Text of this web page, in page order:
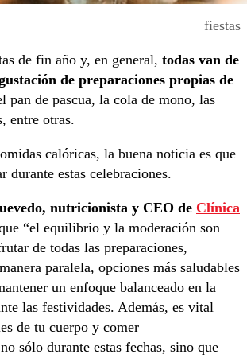
fiestas
de fin año y, en general, todas van de
de preparaciones propias de
pan de pascua, la cola de mono, las
entre otras.
calóricas, la buena noticia es que
durante estas celebraciones.
nutricionista y CEO de Clínica
“el equilibrio y la moderación son
de todas las preparaciones,
paralela, opciones más saludables
un enfoque balanceado en la
las festividades. Además, es vital
de tu cuerpo y comer
sólo durante estas fechas, sino que